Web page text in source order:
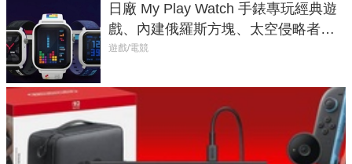
日廠 My Play Watch 手錶專玩經典遊
戲、內建俄羅斯方塊、太空侵略者，
不過竟然不能連手機？
遊戲/電競